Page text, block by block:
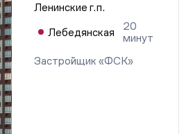
Ленинские г.п.
Лебедянская
20
минут
Застройщик «ФСК»